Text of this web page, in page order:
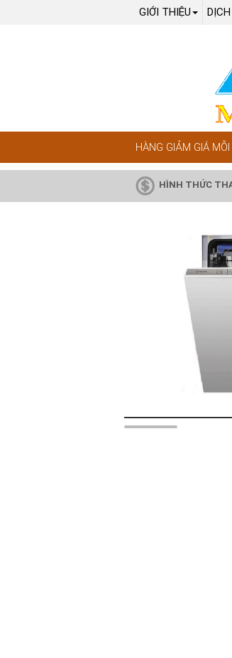
GIỚI THIỆU
HÀNG GIẢM GIÁ
HÌNH THỨC